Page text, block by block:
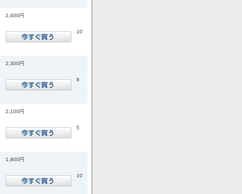
2,400円
10
2,300円
8
2,100円
5
1,900円
10